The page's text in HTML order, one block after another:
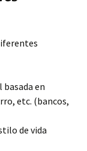
en
etc. (bancos,
de vida